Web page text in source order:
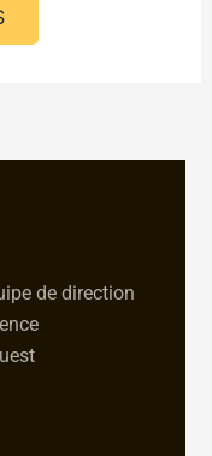
de direction